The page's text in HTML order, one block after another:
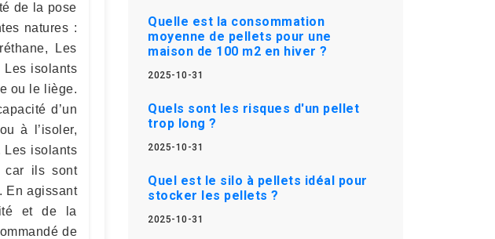
de la pose
natures :
Les
Les isolants
ou le liège.
d’un
à l’isoler,
Les isolants
car ils sont
En agissant
et de la
de
Quelle est la consommation
moyenne de pellets pour une
maison de 100 m2 en hiver ?
2025-10-31
Quels sont les risques d'un pellet
trop long ?
2025-10-31
Quel est le silo à pellets idéal pour
stocker les pellets ?
2025-10-31